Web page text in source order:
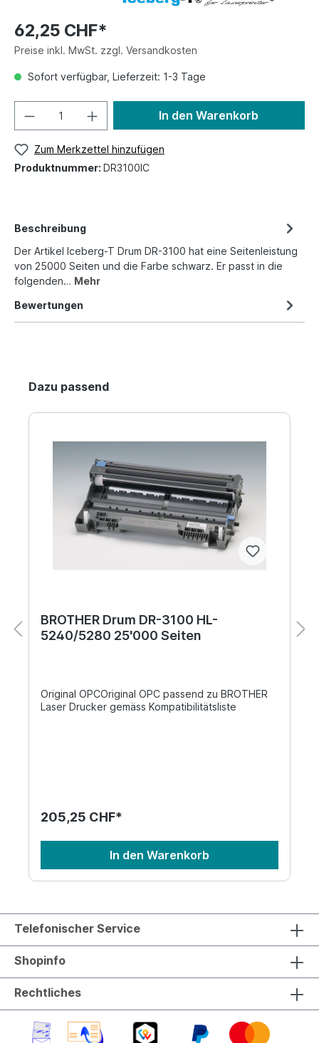
62,25 CHF*
Preise inkl. MwSt. zzgl. Versandkosten
Sofort verfügbar, Lieferzeit: 1-3 Tage
In den Warenkorb
Zum Merkzettel hinzufügen
Produktnummer: DR3100IC
Beschreibung
Der Artikel Iceberg-T Drum DR-3100 hat eine Seitenleistung
von 25000 Seiten und die Farbe schwarz. Er passt in die
folgenden… Mehr
Bewertungen
Dazu passend
BROTHER Drum DR-3100 HL-
5240/5280 25'000 Seiten
Original OPCOriginal OPC passend zu BROTHER
Laser Drucker gemäss Kompatibilitätsliste
205,25 CHF*
In den Warenkorb
Telefonischer Service
Shopinfo
Rechtliches